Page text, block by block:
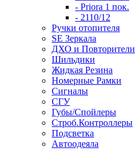
- Priora 1 пок.
- 2110/12
Ручки отопителя
SE Зеркала
ДХО и Повторители
Шильдики
Жидкая Резина
Номерные Рамки
Сигналы
СГУ
Губы/Спойлеры
Строб.Контроллеры
Подсветка
Автоодеяла